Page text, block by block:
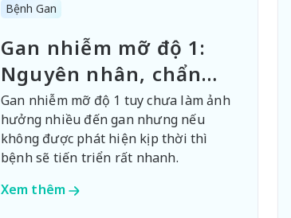
Bệnh Gan
Gan nhiễm mỡ độ 1:
Nguyên nhân, chẩn
đoán và điều trị
Gan nhiễm mỡ độ 1 tuy chưa làm ảnh
hưởng nhiều đến gan nhưng nếu
không được phát hiện kịp thời thì
bệnh sẽ tiến triển rất nhanh.
Xem thêm